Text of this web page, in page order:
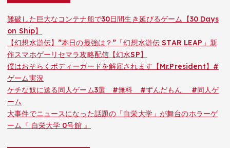
難破した巨大なコンテナ船で30日間生き延びるゲーム【30 Days
on Ship】
【幻想水滸伝】”本日の最強は？”「幻想水滸伝 STAR LEAP」新
作スマホゲーリセマラ攻略配信【幻水SP】
僕はおそらくボディーガードを解雇されます【Mr.President】#
ゲーム実況
ケチな奴に送る同人ゲーム3選 #無料 #ずんだもん #同人ゲ
ーム
大事件でニュースになった話題の「白栄大学」が舞台のホラーゲ
ーム『 白栄大学 0号館 』